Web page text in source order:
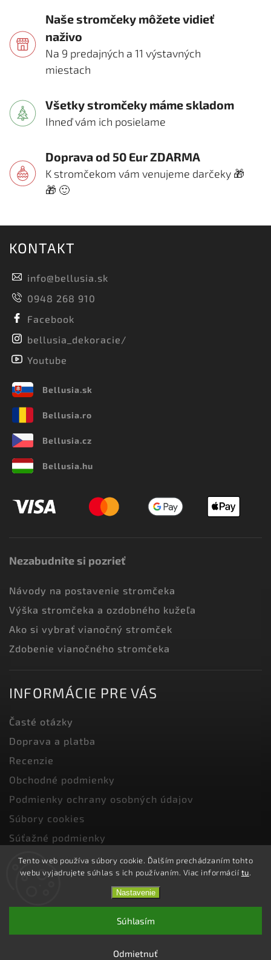
Tento web používa súbory cookie. Ďalším prechádzaním tohto
webu vyjadrujete súhlas s ich používaním. Viac informácií tu.
Nastavenie
Odmietnuť
Súhlasím
Naše stromčeky môžete vidieť
naživo
Na 9 predajných a 11 výstavných
miestach
Všetky stromčeky máme skladom
Ihneď vám ich posielame
Doprava od 50 Eur ZDARMA
K stromčekom vám venujeme darčeky 🎁
🎁 🙂
KONTAKT
info@bellusia.sk
0948 268 910
Facebook
bellusia_dekoracie/
Youtube
Bellusia.sk
Bellusia.ro
Bellusia.cz
Bellusia.hu
Nezabudnite si pozrieť
Návody na postavenie stromčeka
Výška stromčeka a ozdobného kužeľa
Ako si vybrať vianočný stromček
Zdobenie vianočného stromčeka
INFORMÁCIE PRE VÁS
Časté otázky
Doprava a platba
Recenzie
Obchodné podmienky
Podmienky ochrany osobných údajov
Súbory cookies
Súťažné podmienky
Odstúpenie od zmluvy a vrátenie tovaru
Copyright 2026Bellusia.sk. Všetky práva vyhradené.
Shoptet| Design